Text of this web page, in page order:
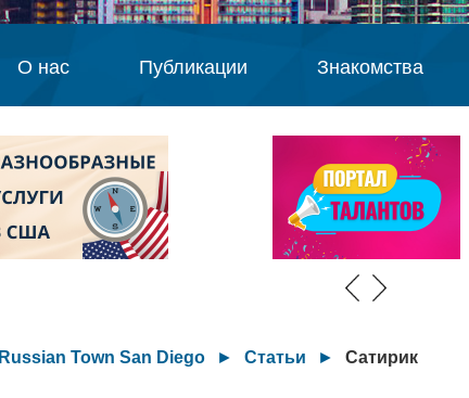
О нас Публикации Знакомства
Russian Town San Diego ► Статьи ► Сатирик